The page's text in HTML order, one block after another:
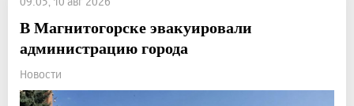
В Магнитогорске эвакуировали
администрацию города
Новости